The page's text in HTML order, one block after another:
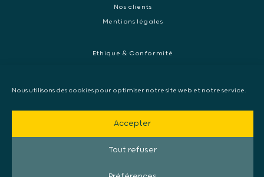
Nous utilisons des cookies pour optimiser notre site web et notre service.
Accepter
Tout refuser
Nos clients
Mentions légales
Ethique & Conformité
Arbitrage et médiation